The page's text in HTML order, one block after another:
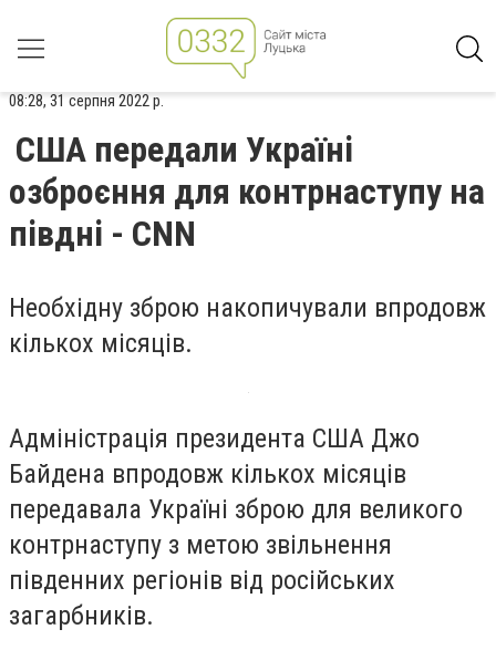
08:28, 31 серпня 2022 р.
США передали Україні
озброєння для контрнаступу на
півдні - СNN
Необхідну зброю накопичували впродовж
кількох місяців.
Адміністрація президента США Джо
Байдена впродовж кількох місяців
передавала Україні зброю для великого
контрнаступу з метою звільнення
південних регіонів від російських
загарбників.